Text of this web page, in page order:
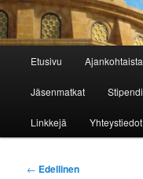
Etusivu Ajankohtaista
Jäsenmatkat Stipendi
Linkkejä Yhteystiedot
Artikkelien
← Edellinen